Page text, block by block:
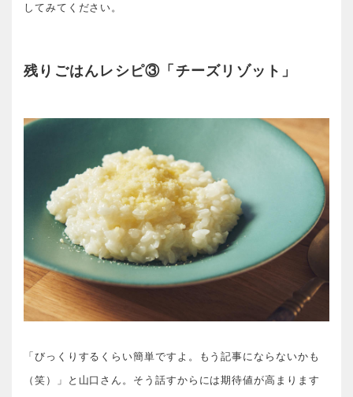
してみてください。
残りごはんレシピ③「チーズリゾット」
「びっくりするくらい簡単ですよ。もう記事にならないかも
（笑）」と山口さん。そう話すからには期待値が高まります